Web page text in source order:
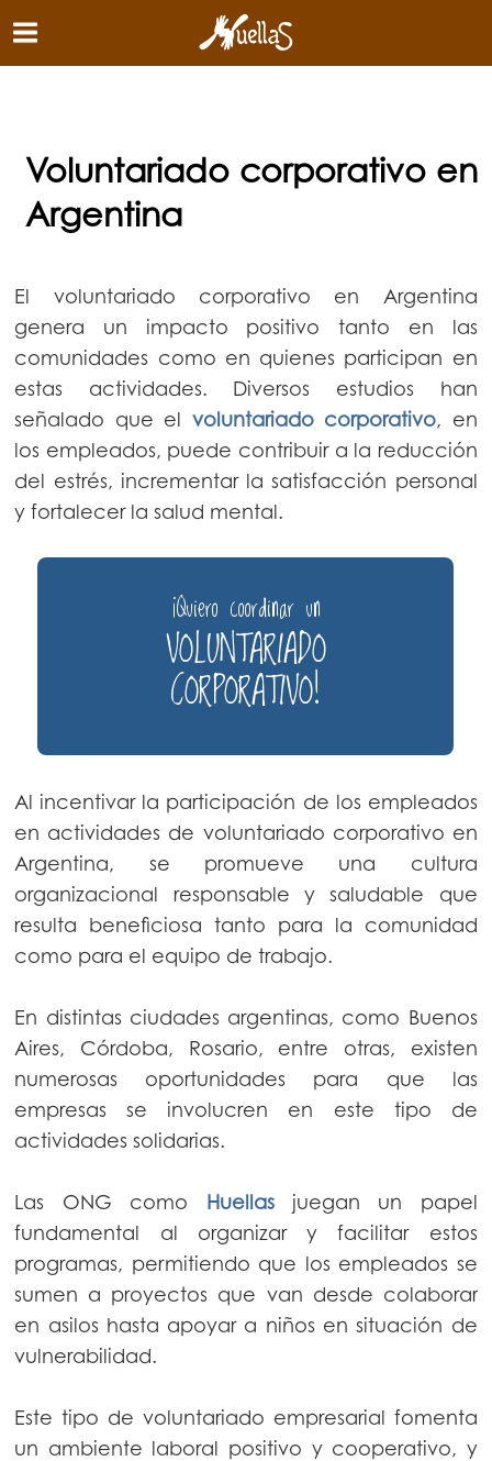
Voluntariado corporativo en
Argentina
El voluntariado corporativo en Argentina
genera un impacto positivo tanto en las
comunidades como en quienes participan en
estas actividades. Diversos estudios han
señalado que el voluntariado corporativo, en
los empleados, puede contribuir a la reducción
del estrés, incrementar la satisfacción personal
y fortalecer la salud mental.
">
¡Quiero coordinar un
VOLUNTARIADO
CORPORATIVO!
Al incentivar la participación de los empleados
en actividades de voluntariado corporativo en
Argentina, se promueve una cultura
organizacional responsable y saludable que
resulta beneficiosa tanto para la comunidad
como para el equipo de trabajo.
En distintas ciudades argentinas, como Buenos
Aires, Córdoba, Rosario, entre otras, existen
numerosas oportunidades para que las
empresas se involucren en este tipo de
actividades solidarias.
Las ONG como Huellasjuegan un papel
fundamental al organizar y facilitar estos
programas, permitiendo que los empleados se
sumen a proyectos que van desde colaborar
en asilos hasta apoyar a niños en situación de
vulnerabilidad.
Este tipo de voluntariado empresarial fomenta
un ambiente laboral positivo y cooperativo, y